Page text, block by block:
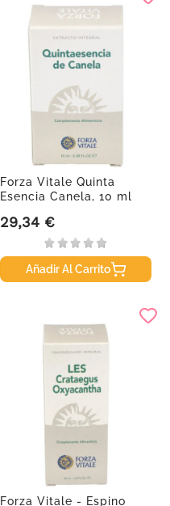
Forza Vitale Quinta
Esencia Canela, 10 ml
Precio
29,34 €
Añadir Al Carrito
Forza Vitale - Espino